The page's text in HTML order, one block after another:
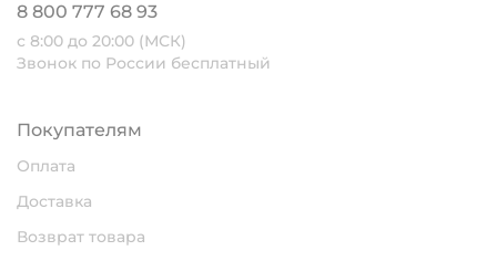
8 800 777 68 93
с 8:00 до 20:00 (МСК)
Звонок по России бесплатный
Покупателям
Оплата
Доставка
Возврат товара